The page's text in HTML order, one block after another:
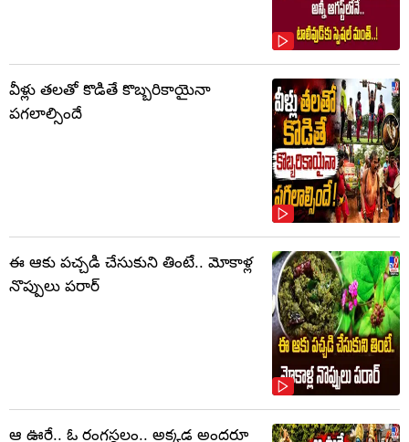
వీళ్లు తలతో కొడితే కొబ్బరికాయైనా
పగలాల్సిందే
ఈ ఆకు పచ్చడి చేసుకుని తింటే.. మోకాళ్ల
నొప్పులు పరార్‌
ఆ ఊరే.. ఓ రంగస్థలం.. అక్కడ అందరూ